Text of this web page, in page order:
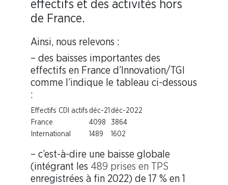
effectifs et des activités hors
de France.
Ainsi, nous relevons :
– des baisses importantes des
effectifs en France d’Innovation/TGI
comme l’indique le tableau ci-dessous
:
Effectifs CDI actifs déc-21 déc-2022
France
4098
3864
International
1489 1602
– c’est-à-dire une baisse globale
(intégrant les 489 prises en TPS
enregistrées à fin 2022) de 17 % en 1